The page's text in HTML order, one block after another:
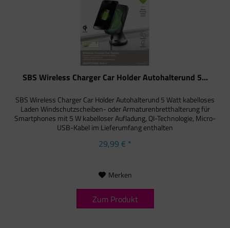
SBS Wireless Charger Car Holder Autohalterund 5...
SBS Wireless Charger Car Holder Autohalterund 5 Watt kabelloses
Laden Windschutzscheiben- oder Armaturenbretthalterung für
Smartphones mit 5 W kabelloser Aufladung, QI-Technologie, Micro-
USB-Kabel im Lieferumfang enthalten
29,99 € *
Merken
Zum Produkt